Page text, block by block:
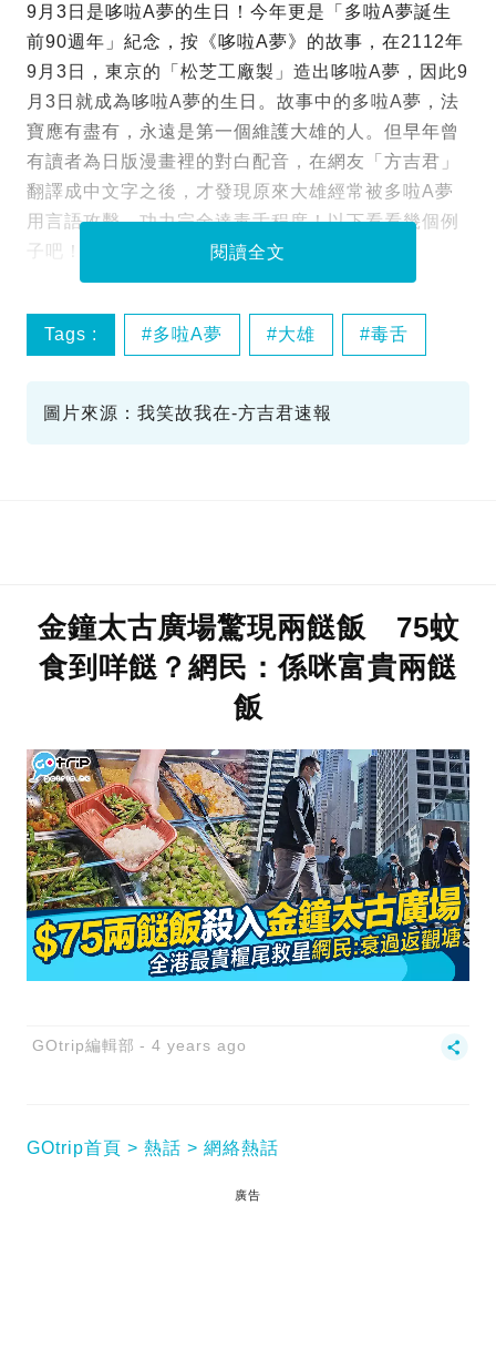
9月3日是哆啦A夢的生日！今年更是「多啦A夢誕生
前90週年」紀念，按《哆啦A夢》的故事，在2112年
9月3日，東京的「松芝工廠製」造出哆啦A夢，因此9
月3日就成為哆啦A夢的生日。故事中的多啦A夢，法
寶應有盡有，永遠是第一個維護大雄的人。但早年曾
有讀者為日版漫畫裡的對白配音，在網友「方吉君」
翻譯成中文字之後，才發現原來大雄經常被多啦A夢
用言語攻擊，功力完全達毒舌程度！以下看看幾個例
子吧！
閱讀全文
Tags : 多啦A夢 大雄 毒舌
圖片來源：我笑故我在-方吉君速報
金鐘太古廣場驚現兩餸飯 75蚊
食到咩餸？網民：係咪富貴兩餸
飯
GOtrip編輯部 4 years ago
GOtrip首頁 熱話 網絡熱話
廣告